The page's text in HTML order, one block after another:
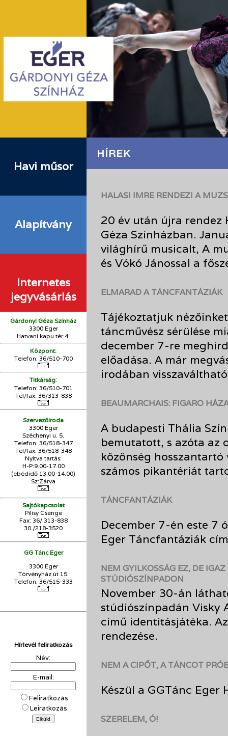
Havi műsor
Alapítvány
Internetes
jegyvásárlás
Gárdonyi Géza Színház
3300 Eger
Hatvani kapu tér 4.
Központ:
Telefon: 36/510-700
Titkárság:
Telefon: 36/510-701
Tel/fax: 36/313-838
Szervezőiroda
3300 Eger
Széchenyi u. 5.
Telefon: 36/518-347
Tel/fax: 36/518-348
Nyitva tartás:
H-P:9.00-17.00
(ebédidő 13.00-14.00)
Sz:Zárva
Sajtókapcsolat
Pilisy Csenge
Fax: 36/ 313-838
30 /218-3520
GG Tánc Eger
3300 Eger
Törvényház út 15.
Telefon: 36/515-333
Hírlevél feliratkozás
Név:
E-mail:
Feliratkozás
Leiratkozás
HÍREK
HALASI IMRE RENDEZI A
20 év után újra rendez
Géza Színházban.
világhírű musicalt, A
és Vókó Jánossal a
ELMARAD A TÁNCFANTÁZIÁK
Tájékoztatjuk
táncművész sérülése
december 7-re
előadása. A már
irodában
BEAUMARCHAIS: FIGARO
A budapesti Thália
bemutatott, s azóta az
közönség
számos pikantériát
TÁNCFANTÁZIÁK
December 7-én este 7
Eger Táncfantáziák
NEM GYILKOSSÁG EZ, DE
STÚDIÓSZÍNPADON
November 30-án
stúdiószínpadán Visky
című identitásjátéka.
rendezése.
NEM A CIPŐT, A TÁNCOT
Készül a GGTánc Eger
SZERELEM, Ó!